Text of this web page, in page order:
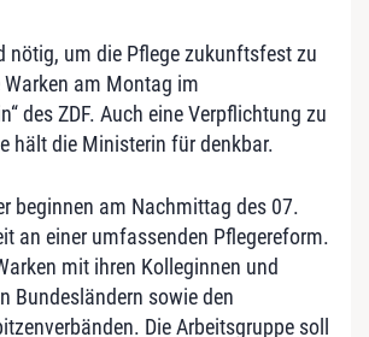
nötig, um die Pflege zukunftsfest zu
am Montag im
des ZDF. Auch eine Verpflichtung zu
hält die Ministerin für denkbar.
beginnen am Nachmittag des 07.
an einer umfassenden Pflegereform.
mit ihren Kolleginnen und
Bundesländern sowie den
Die Arbeitsgruppe soll